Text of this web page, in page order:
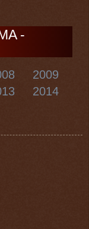
-
2009
2014